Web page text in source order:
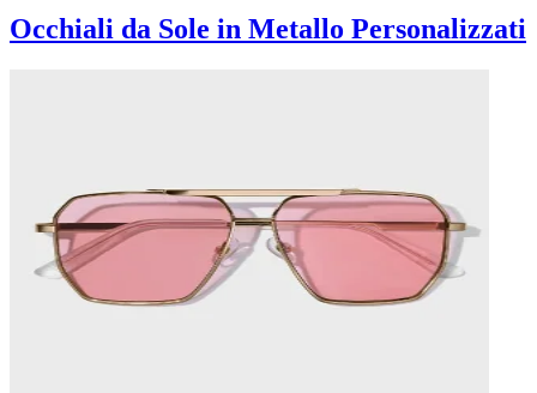
Occhiali da Sole in Metallo Personalizzati